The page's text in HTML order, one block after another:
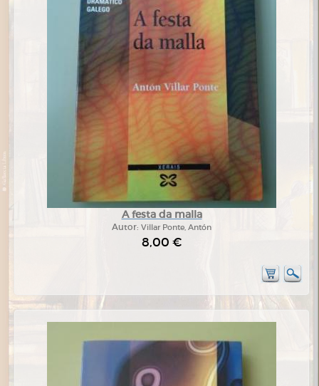
A festa da malla
Autor: Villar Ponte, Antón
8,00 €